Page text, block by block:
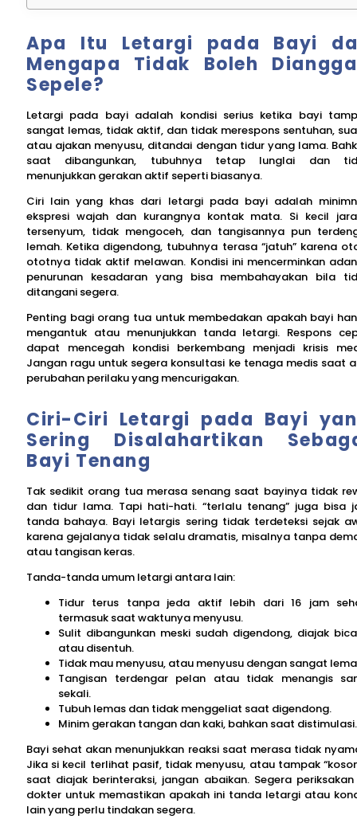
Apa Itu Letargi pada Bayi
Mengapa Tidak Boleh
Sepele?
Letargi pada bayi adalah kondisi serius ketika bayi
sangat lemas, tidak aktif, dan tidak merespons sentuhan,
atau ajakan menyusu, ditandai dengan tidur yang lama.
saat dibangunkan, tubuhnya tetap lunglai dan
menunjukkan gerakan aktif seperti biasanya.
Ciri lain yang khas dari letargi pada bayi adalah
ekspresi wajah dan kurangnya kontak mata. Si kecil
tersenyum, tidak mengoceh, dan tangisannya pun
lemah. Ketika digendong, tubuhnya terasa “jatuh” karena
ototnya tidak aktif melawan. Kondisi ini mencerminkan
penurunan kesadaran yang bisa membahayakan bila
ditangani segera.
Penting bagi orang tua untuk membedakan apakah bayi
mengantuk atau menunjukkan tanda letargi. Respons
dapat mencegah kondisi berkembang menjadi krisis
Jangan ragu untuk segera konsultasi ke tenaga medis saat
perubahan perilaku yang mencurigakan.
Ciri-Ciri Letargi pada Bayi
Sering Disalahartikan
Bayi Tenang
Tak sedikit orang tua merasa senang saat bayinya tidak
dan tidur lama. Tapi hati-hati. “terlalu tenang” juga bisa
tanda bahaya. Bayi letargis sering tidak terdeteksi sejak
karena gejalanya tidak selalu dramatis, misalnya tanpa
atau tangisan keras.
Tanda-tanda umum letargi antara lain:
Tidur terus tanpa jeda aktif lebih dari 16 jam
termasuk saat waktunya menyusu.
Sulit dibangunkan meski sudah digendong, diajak
atau disentuh.
Tidak mau menyusu, atau menyusu dengan sangat
Tangisan terdengar pelan atau tidak menangis
sekali.
Tubuh lemas dan tidak menggeliat saat digendong.
Minim gerakan tangan dan kaki, bahkan saat distimulasi.
Bayi sehat akan menunjukkan reaksi saat merasa tidak
Jika si kecil terlihat pasif, tidak menyusu, atau tampak
saat diajak berinteraksi, jangan abaikan. Segera periksakan
dokter untuk memastikan apakah ini tanda letargi atau
lain yang perlu tindakan segera.